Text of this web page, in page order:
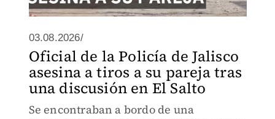
03.08.2026/
Oficial de la Policía de Jalisco
asesina a tiros a su pareja tras
una discusión en El Salto
Se encontraban a bordo de una